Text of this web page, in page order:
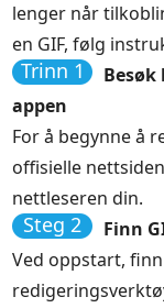
lenger når
en GIF, følg
Trinn 1
appen
For å begynne å
offisielle
nettleseren din.
Steg 2
Finn
Ved oppstart, finn